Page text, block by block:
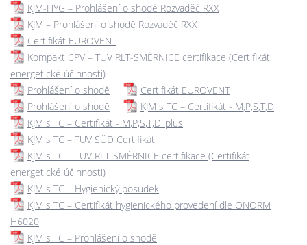
KJM-HYG – Prohlášení o shodě Rozvaděč RXX
KJM – Prohlášení o shodě Rozvaděč RXX
Certifikát EUROVENT
Kompakt CPV – TÜV RLT-SMĚRNICE certifikace (Certifikát
energetické účinnosti)
Prohlášení o shodě
Certifikát EUROVENT
Prohlášení o shodě
KJM s TC – Certifikát - M,P,S,T,D
KJM s TC – Certifikát - M,P,S,T,D_plus
KJM s TC – TÜV SÜD Certifikát
KJM s TC – TÜV RLT-SMĚRNICE certifikace (Certifikát
energetické účinnosti)
KJM s TC – Hygienický posudek
KJM s TC – Certifikát hygienického provedení dle ÖNORM
H6020
KJM s TC – Prohlášení o shodě